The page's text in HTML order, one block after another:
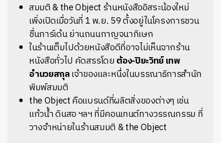
สมมติ & the Object ร้านหนังสืออิสระน้องใหม่
เพิ่งเปิดเมื่อวันที่ 1 พ.ย. 59 ตั้งอยู่ในโครงการชวน
ชื่นการ์เด้น ย่านถนนกาญจนาภิเษก
ในร้านเต็มไปด้วยหนังสือดีที่อาจไม่เห็นจากร้าน
หนังสือทั่วไป คัดสรรโดยต้อง-ปิยะวิทย์ เทพ
อำนวยสกุลเจ้าของและหนึ่งในบรรณาธิการสำนัก
พิมพ์สมมติ
the Object คือแบรนด์ที่ผลิตสิ่งของต่างๆ เช่น
แก้วน้ำ ดินสอ ฯลฯ ที่มีคอนเทนต์ทางวรรณกรรม ที่
วางจำหน่ายในร้านสมมติ & the Object